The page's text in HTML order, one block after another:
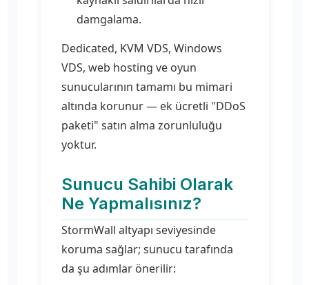
damgalama.
Dedicated, KVM VDS, Windows
VDS, web hosting ve oyun
sunucularının tamamı bu mimari
altında korunur — ek ücretli "DDoS
paketi" satın alma zorunluluğu
yoktur.
Sunucu Sahibi Olarak
Ne Yapmalısınız?
StormWall altyapı seviyesinde
koruma sağlar; sunucu tarafında
da şu adımlar önerilir: